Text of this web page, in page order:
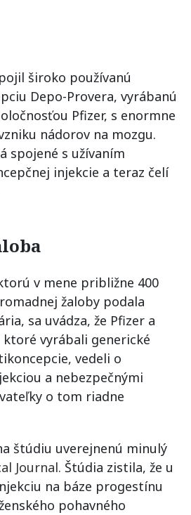
široko používanú
Depo-Provera, vyrábanú
Pfizer, s enormne
nádorov na mozgu.
spojené s užívaním
injekcie a teraz čelí
v mene približne 400
žaloby podala
sa uvádza, že Pfizer a
vyrábali generické
vedeli o
a nebezpečnými
o tom riadne
štúdiu uverejnenú minulý
Journal. Štúdia zistila, že u
na báze progestínu
pohavného